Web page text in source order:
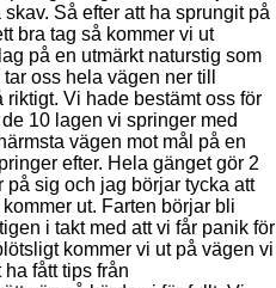
Så efter att ha sprungit på
bra tag så kommer vi ut
på en utmärkt naturstig som
oss hela vägen ner till
Vi hade bestämt oss för
10 lagen vi springer med
vägen mot mål på en
efter. Hela gänget gör 2
sig och jag börjar tycka att
ut. Farten börjar bli
i takt med att vi får panik för
kommer vi ut på vägen vi
fått tips från